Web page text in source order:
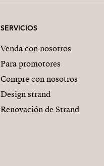
SERVICIOS
Venda con nosotros
Para promotores
Compre con nosotros
Design strand
Renovación de Strand